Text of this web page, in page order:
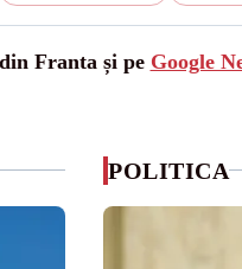
Franta și pe Google
POLITICA